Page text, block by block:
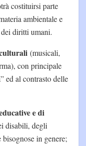
costituirsi parte
ambientale e
diritti umani.
(musicali,
con principale
ed al contrasto delle
e di
disabili, degli
in genere;